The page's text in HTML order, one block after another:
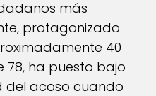
más
protagonizado
40
78, ha puesto bajo
del acoso cuando